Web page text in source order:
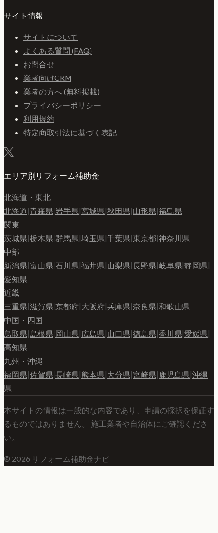
サイト情報
サイトについて
よくある質問 (FAQ)
お問合せ
業者向けCRM
業者の方へ (無料掲載)
プライバシーポリシー
利用規約
特定商取引法に基づく表記
エリア別リフォーム補助金
北海道・東北
北海道 青森県 岩手県 宮城県 秋田県 山形県 福島県
関東
茨城県 栃木県 群馬県 埼玉県 千葉県 東京都 神奈川県
中部
新潟県 富山県 石川県 福井県 山梨県 長野県 岐阜県 静岡県
愛知県
近畿
三重県 滋賀県 京都府 大阪府 兵庫県 奈良県 和歌山県
中国・四国
鳥取県 島根県 岡山県 広島県 山口県 徳島県 香川県 愛媛県
高知県
九州・沖縄
福岡県 佐賀県 長崎県 熊本県 大分県 宮崎県 鹿児島県 沖縄
県
本サイトの情報は一般的な内容であり、申請の採択を保証す
るものではありません。 施工業者や自治体にご確認くださ
い。
© 2026 リフォーム補助金ナビ